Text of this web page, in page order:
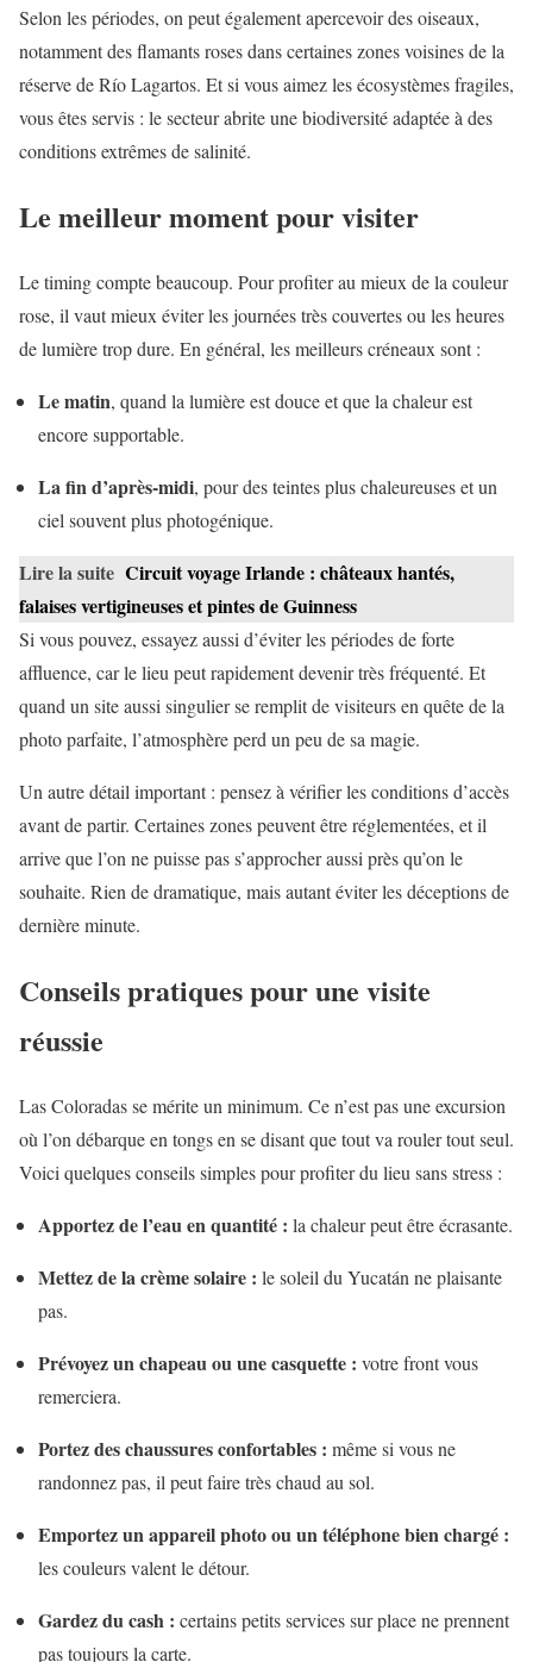
Selon les périodes, on peut également apercevoir des oiseaux,
notamment des flamants roses dans certaines zones voisines de la
réserve de Río Lagartos. Et si vous aimez les écosystèmes fragiles,
vous êtes servis : le secteur abrite une biodiversité adaptée à des
conditions extrêmes de salinité.
Le meilleur moment pour visiter
Le timing compte beaucoup. Pour profiter au mieux de la couleur
rose, il vaut mieux éviter les journées très couvertes ou les heures
de lumière trop dure. En général, les meilleurs créneaux sont :
Le matin, quand la lumière est douce et que la chaleur est
encore supportable.
La fin d’après-midi, pour des teintes plus chaleureuses et un
ciel souvent plus photogénique.
Lire la suite Circuit voyage Irlande : châteaux hantés,
falaises vertigineuses et pintes de Guinness
Si vous pouvez, essayez aussi d’éviter les périodes de forte
affluence, car le lieu peut rapidement devenir très fréquenté. Et
quand un site aussi singulier se remplit de visiteurs en quête de la
photo parfaite, l’atmosphère perd un peu de sa magie.
Un autre détail important : pensez à vérifier les conditions d’accès
avant de partir. Certaines zones peuvent être réglementées, et il
arrive que l’on ne puisse pas s’approcher aussi près qu’on le
souhaite. Rien de dramatique, mais autant éviter les déceptions de
dernière minute.
Conseils pratiques pour une visite
réussie
Las Coloradas se mérite un minimum. Ce n’est pas une excursion
où l’on débarque en tongs en se disant que tout va rouler tout seul.
Voici quelques conseils simples pour profiter du lieu sans stress :
Apportez de l’eau en quantité : la chaleur peut être écrasante.
Mettez de la crème solaire : le soleil du Yucatán ne plaisante
pas.
Prévoyez un chapeau ou une casquette : votre front vous
remerciera.
Portez des chaussures confortables : même si vous ne
randonnez pas, il peut faire très chaud au sol.
Emportez un appareil photo ou un téléphone bien chargé :
les couleurs valent le détour.
Gardez du cash : certains petits services sur place ne prennent
pas toujours la carte.